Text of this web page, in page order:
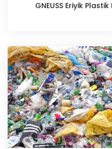
GNEUSS Eriyik